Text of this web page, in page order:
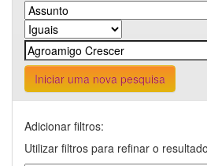
Iniciar uma nova pesquisa
Adicionar filtros:
Utilizar filtros para refinar o